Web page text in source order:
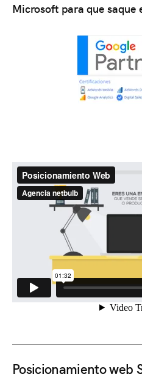
Microsoft para que saque
Posicionamiento web